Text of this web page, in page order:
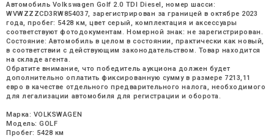
Автомобиль Volkswagen Golf 2.0 TDI Diesel, номер шасси:
WVWZZZCD3RW854037, зарегистрирован за границей в октябре 2023
года, пробег: 5428 км, цвет серый, комплектация и аксессуары
соответствуют фотодокументам. Номерной знак: не зарегистрирован.
Состояние: Автомобиль в целом в состоянии, практически как новый,
в соответствии с действующим законодательством. Товар находится
на складе агента.
Обратите внимание, что победитель аукциона должен будет
дополнительно оплатить фиксированную сумму в размере 7213,11
евро в качестве отдельного предварительного налога, необходимого
для легализации автомобиля для регистрации и оборота.
Марка: VOLKSWAGEN
Модель: GOLF
Пробег: 5428 км